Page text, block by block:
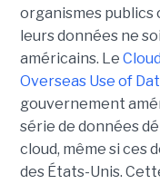
organismes publics
leurs données ne
américains. Le
Overseas Use of
gouvernement
série de données
cloud, même si ces
des États-Unis.